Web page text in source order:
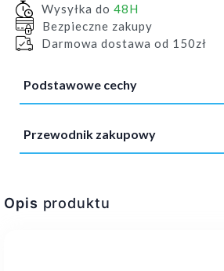
Wysyłka do 48H
Bezpieczne zakupy
Darmowa dostawa od 150zł
Podstawowe cechy
Przewodnik zakupowy
Opis produktu